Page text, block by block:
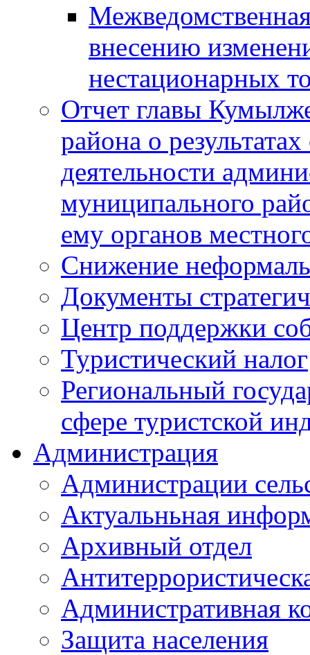
внесению
нестационарных
Отчет главы
района о
деятельности
муниципального
ему органов
Снижение
Документы
Центр поддержки
Туристический налог
Региональный
сфере туристской
Администрация
Администрации
Актуальньная
Архивный отдел
Административная
Защита населения